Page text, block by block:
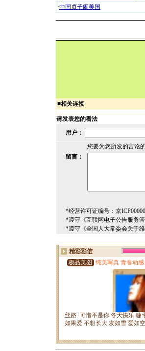
·中国贞子闹美国
■相关连接
请发表您的看法
用户：
您要为您所发的言论
留言：
*经营许可证编号：京
*遵守《互联网电子公告服务管
*遵守《全国人大常委会关于